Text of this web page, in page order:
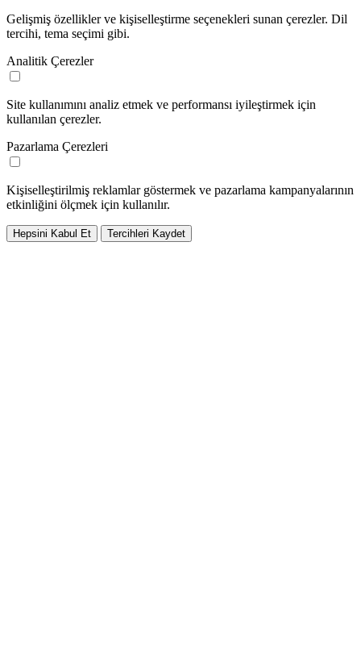
Gelişmiş özellikler ve kişiselleştirme seçenekleri sunan çerezler. Dil
tercihi, tema seçimi gibi.
Analitik Çerezler
Site kullanımını analiz etmek ve performansı iyileştirmek için
kullanılan çerezler.
Pazarlama Çerezleri
Kişiselleştirilmiş reklamlar göstermek ve pazarlama kampanyalarının
etkinliğini ölçmek için kullanılır.
Hepsini Kabul Et Tercihleri Kaydet